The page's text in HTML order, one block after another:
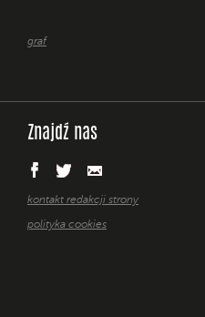
graf
Znajdź nas
kontakt redakcji strony
polityka cookies